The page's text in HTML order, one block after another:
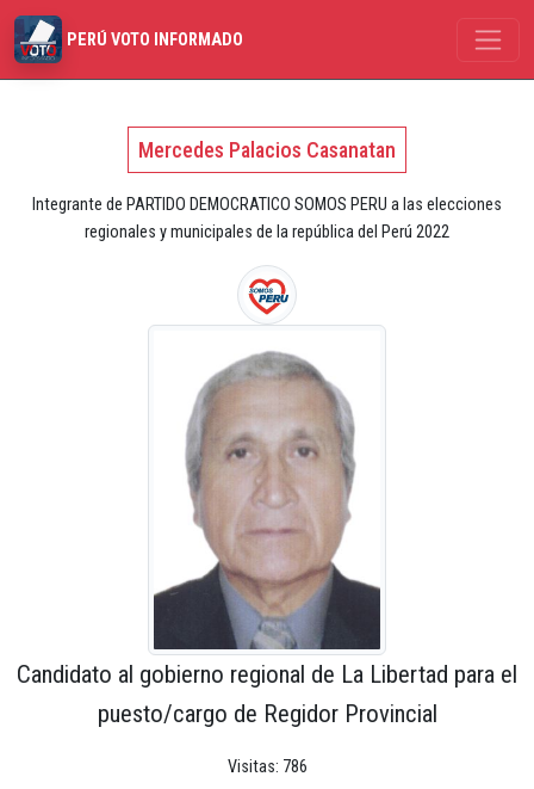
PERÚ VOTO INFORMADO
Mercedes Palacios Casanatan
Integrante de PARTIDO DEMOCRATICO SOMOS PERU a las elecciones
regionales y municipales de la república del Perú 2022
Candidato al gobierno regional de La Libertad para el
puesto/cargo de Regidor Provincial
Visitas: 786